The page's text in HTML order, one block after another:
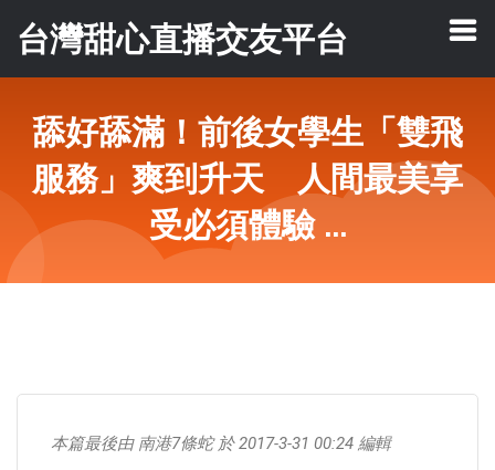
台灣甜心直播交友平台
舔好舔滿！前後女學生「雙飛
服務」爽到升天 人間最美享
受必須體驗 ...
本篇最後由 南港7條蛇 於 2017-3-31 00:24 編輯